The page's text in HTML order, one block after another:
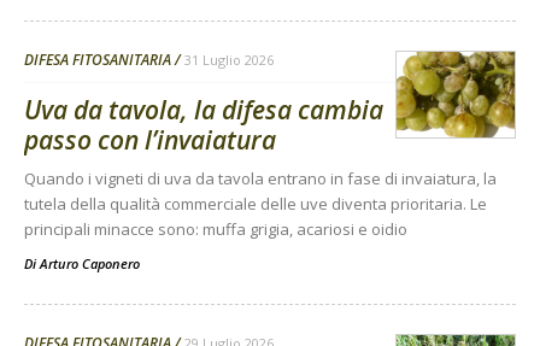
DIFESA FITOSANITARIA 31 Luglio 2026
Uva da tavola, la difesa cambia
passo con l’invaiatura
Quando i vigneti di uva da tavola entrano in fase di invaiatura, la
tutela della qualità commerciale delle uve diventa prioritaria. Le
principali minacce sono: muffa grigia, acariosi e oidio
DiArturo Caponero